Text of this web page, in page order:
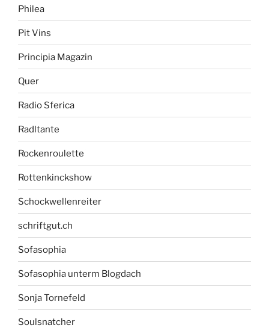
Philea
Pit Vins
Principia Magazin
Quer
Radio Sferica
Radltante
Rockenroulette
Rottenkinckshow
Schockwellenreiter
schriftgut.ch
Sofasophia
Sofasophia unterm Blogdach
Sonja Tornefeld
Soulsnatcher